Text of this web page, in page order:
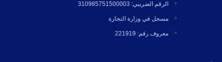
الرقم الضريبي: 310985751500003
مسجل في وزارة التجارة
معروف رقم: 221919